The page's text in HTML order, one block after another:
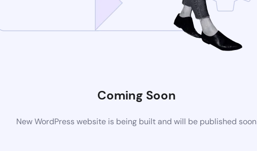
Coming Soon
New WordPress website is being built and will be published soon